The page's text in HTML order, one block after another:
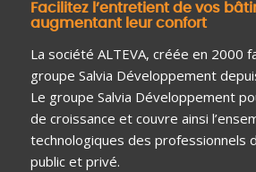
Facilitez l’entretient de vos
augmentant leur confort
La société ALTEVA, créée en 2000
groupe Salvia Développement
Le groupe Salvia Développement
de croissance et couvre ainsi
technologiques des professionnels
public et privé.